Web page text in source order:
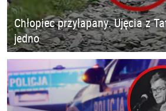
Chłopiec przyłapany. Ujęcia z
jedno